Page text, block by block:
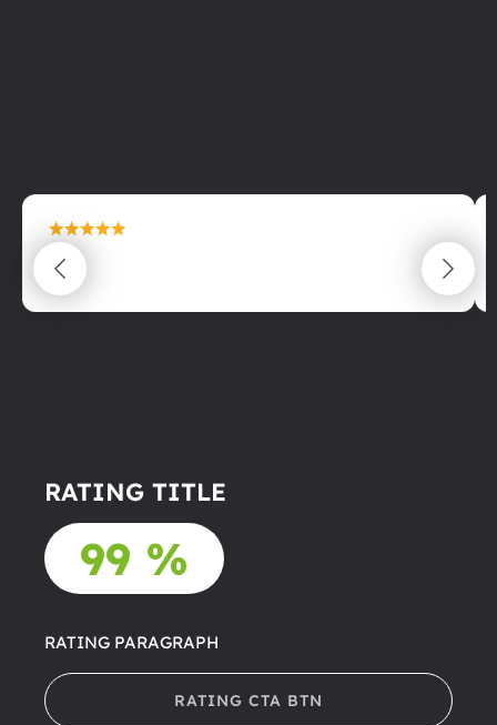
maximální spokojenost
22.06.2025
RATING TITLE
99 %
RATING PARAGRAPH
RATING CTA BTN